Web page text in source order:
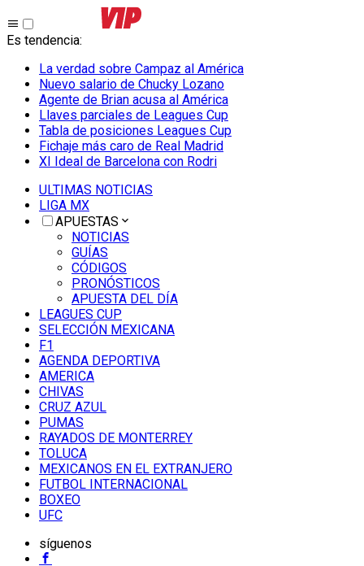
Es tendencia:
La verdad sobre Campaz al América
Nuevo salario de Chucky Lozano
Agente de Brian acusa al América
Llaves parciales de Leagues Cup
Tabla de posiciones Leagues Cup
Fichaje más caro de Real Madrid
XI Ideal de Barcelona con Rodri
ULTIMAS NOTICIAS
LIGA MX
APUESTAS
NOTICIAS
GUÍAS
CÓDIGOS
PRONÓSTICOS
APUESTA DEL DÍA
LEAGUES CUP
SELECCIÓN MEXICANA
F1
AGENDA DEPORTIVA
AMERICA
CHIVAS
CRUZ AZUL
PUMAS
RAYADOS DE MONTERREY
TOLUCA
MEXICANOS EN EL EXTRANJERO
FUTBOL INTERNACIONAL
BOXEO
UFC
síguenos